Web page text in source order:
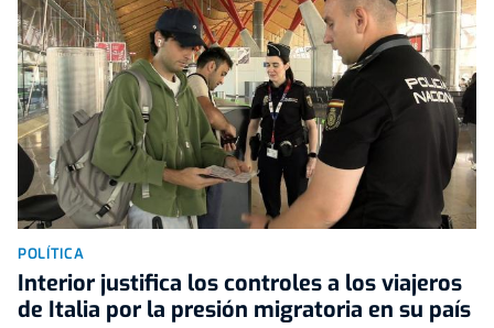
POLÍTICA
Interior justifica los controles a los viajeros
de Italia por la presión migratoria en su país